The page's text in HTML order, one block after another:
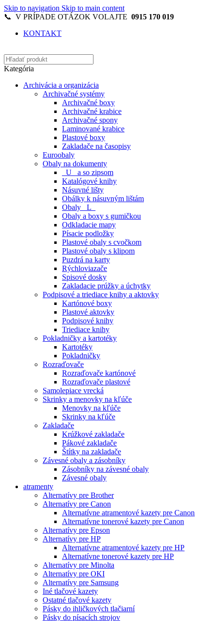
Skip to navigation Skip to main content
📞 V PRÍPADE OTÁZOK VOLAJTE 0915 170 019
KONTAKT
Kategória
Archivácia a organizácia
Archivačné systémy
Archivačné boxy
Archivačné krabice
Archivačné spony
Laminované krabice
Plastové boxy
Zakladače na časopisy
Euroobaly
Obaly na dokumenty
_U_ a so zipsom
Katalógové knihy
Násuvné lišty
Obálky k násuvným lištám
Obaly _L_
Obaly a boxy s gumičkou
Odkladacie mapy
Písacie podložky
Plastové obaly s cvočkom
Plastové obaly s klipom
Puzdrá na karty
Rýchloviazače
Spisové dosky
Zakladacie prúžky a úchytky
Podpisové a triediace knihy a aktovky
Kartónové boxy
Plastové aktovky
Podpisové knihy
Triediace knihy
Pokladničky a kartotéky
Kartotéky
Pokladničky
Rozraďovače
Rozraďovače kartónové
Rozraďovače plastové
Samolepiace vrecká
Skrinky a menovky na kľúče
Menovky na kľúče
Skrinky na kľúče
Zakladače
Krúžkové zakladače
Pákové zakladače
Štítky na zakladače
Závesné obaly a zásobníky
Zásobníky na závesné obaly
Závesné obaly
atramenty
Alternatívy pre Brother
Alternatívy pre Canon
Alternatívne atramentové kazety pre Canon
Alternatívne tonerové kazety pre Canon
Alternatívy pre Epson
Alternatívy pre HP
Alternatívne atramentové kazety pre HP
Alternatívne tonerové kazety pre HP
Alternatívy pre Minolta
Alternatívy pre OKI
Alternatívy pre Samsung
Iné tlačové kazety
Ostatné tlačové kazety
Pásky do ihličkových tlačiarní
Pásky do písacích strojov